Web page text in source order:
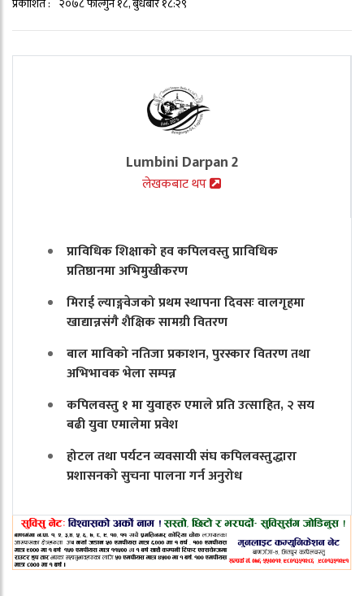
Lumbini Darpan 2
लेखकबाट थप
प्राविधिक शिक्षाकाे हव कपिलवस्तु प्राविधिक
प्रतिष्ठानमा अभिमुखीकरण
मिराई ल्याङ्गवेजको प्रथम स्थापना दिवसः वालगृहमा
खाद्यान्नसंगै शैक्षिक सामग्री वितरण
बाल माविको नतिजा प्रकाशन, पुरस्कार वितरण तथा
अभिभावक भेला सम्पन्न
कपिलवस्तु १ मा युवाहरु एमाले प्रति उत्साहित, २ सय
बढी युवा एमालेमा प्रवेश
होटल तथा पर्यटन व्यवसायी संघ कपिलवस्तुद्धारा
प्रशासनको सुचना पालना गर्न अनुरोध